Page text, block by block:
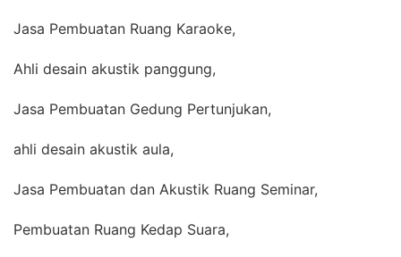
Jasa Pembuatan Ruang Karaoke,
Ahli desain akustik panggung,
Jasa Pembuatan Gedung Pertunjukan,
ahli desain akustik aula,
Jasa Pembuatan dan Akustik Ruang Seminar,
Pembuatan Ruang Kedap Suara,